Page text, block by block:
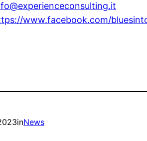
www.facebook.com/
inNews